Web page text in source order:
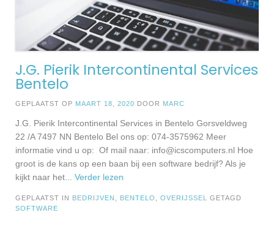
J.G. Pierik Intercontinental Services
Bentelo
GEPLAATST OP MAART 18, 2020 DOOR MARC
J.G. Pierik Intercontinental Services in Bentelo Gorsveldweg
22 /A 7497 NN Bentelo Bel ons op: 074-3575962 Meer
informatie vind u op: Of mail naar: info@icscomputers.nl Hoe
groot is de kans op een baan bij een software bedrijf? Als je
kijkt naar het... Verder lezen
GEPLAATST IN BEDRIJVEN , BENTELO , OVERIJSSEL GETAGD
SOFTWARE